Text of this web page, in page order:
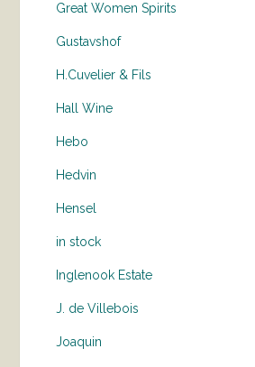
Great Women Spirits
Gustavshof
H.Cuvelier & Fils
Hall Wine
Hebo
Hedvin
Hensel
in stock
Inglenook Estate
J. de Villebois
Joaquin